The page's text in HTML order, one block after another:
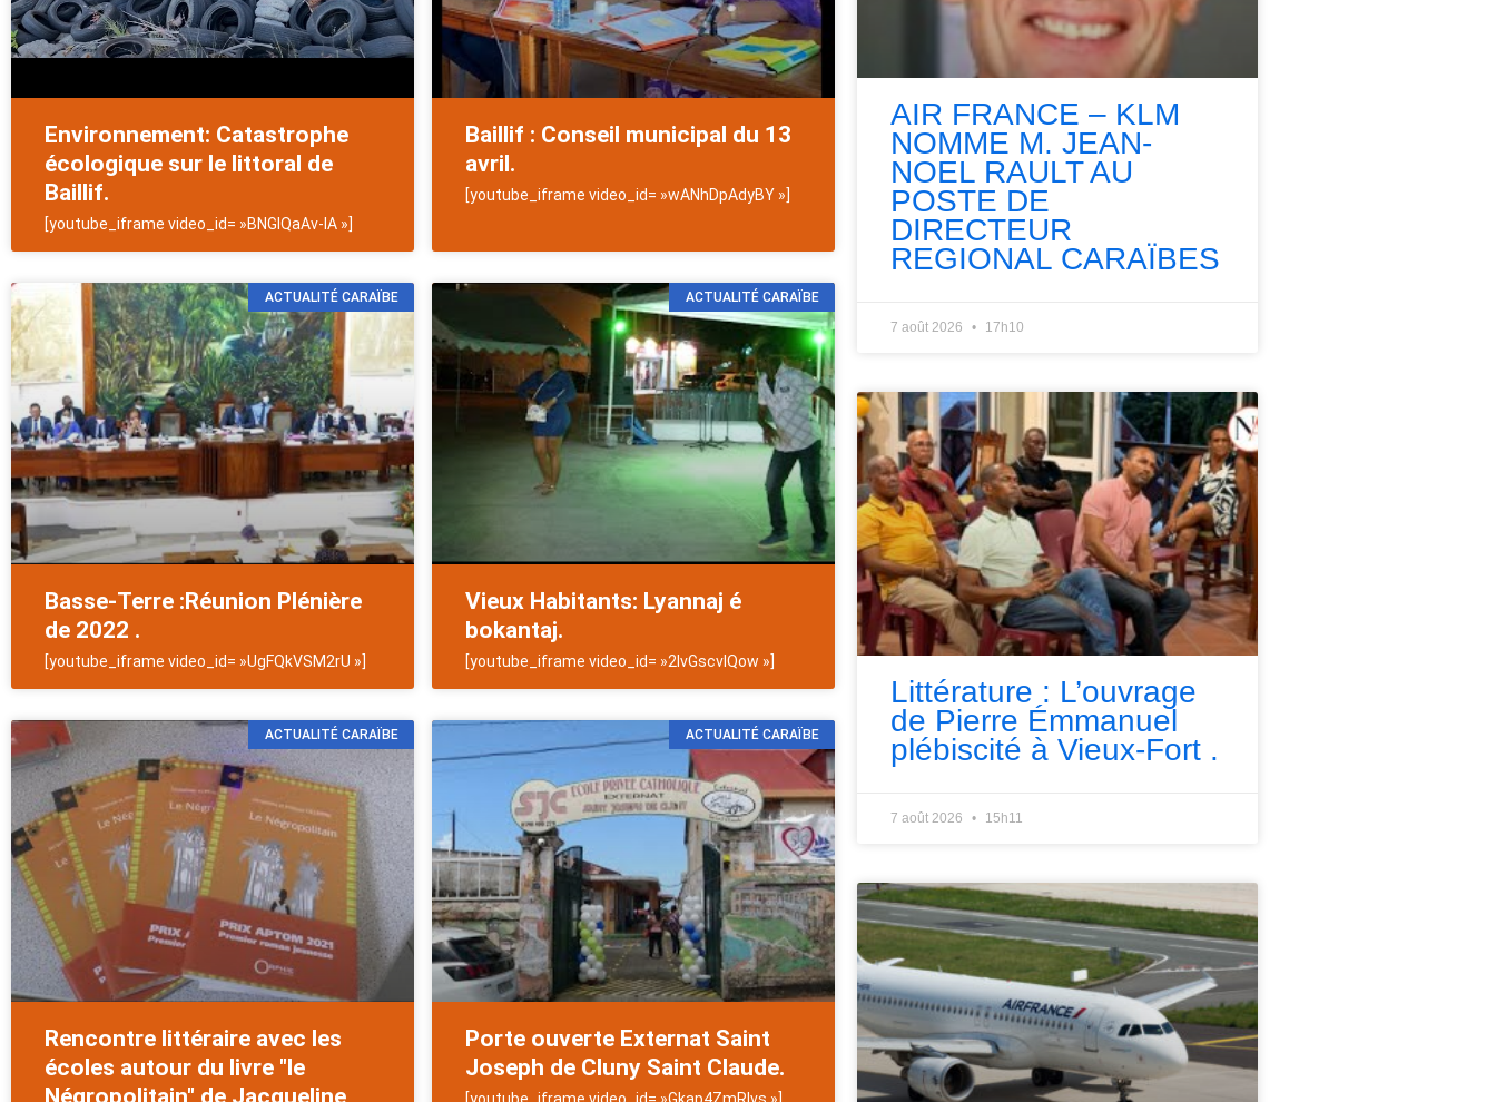
Environnement: Catastrophe
écologique sur le littoral de
Baillif.
[youtube_iframe video_id= »BNGIQaAv-IA »]
Baillif : Conseil municipal du 13
avril.
[youtube_iframe video_id= »wANhDpAdyBY »]
ACTUALITÉ CARAÏBE
Basse-Terre :Réunion Plénière
de 2022 .
[youtube_iframe video_id= »UgFQkVSM2rU »]
ACTUALITÉ CARAÏBE
Vieux Habitants: Lyannaj é
bokantaj.
[youtube_iframe video_id= »2lvGscvlQow »]
ACTUALITÉ CARAÏBE
Rencontre littéraire avec les
écoles autour du livre "le
ACTUALITÉ CARAÏBE
Porte ouverte Externat Saint
Joseph de Cluny Saint Claude.
AIR FRANCE – KLM
NOMME M. JEAN-
NOEL RAULT AU
POSTE DE
DIRECTEUR
REGIONAL CARAÏBES
7 août 2026 17h10
Littérature : L’ouvrage
de Pierre Émmanuel
plébiscité à Vieux-Fort .
7 août 2026 15h11